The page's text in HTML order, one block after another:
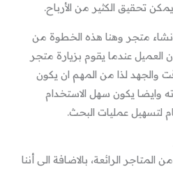
تحقيق الكثير من الأرباح.
متجر وهنا هذه الخطوة من
العميل عندما يقوم بزيارة متجر
والجهد لذا من المهم ان يكون
وايضا يكون سهل الاستخدام
عمليات البحث.
الرائعة، بالاضافة الى أننا